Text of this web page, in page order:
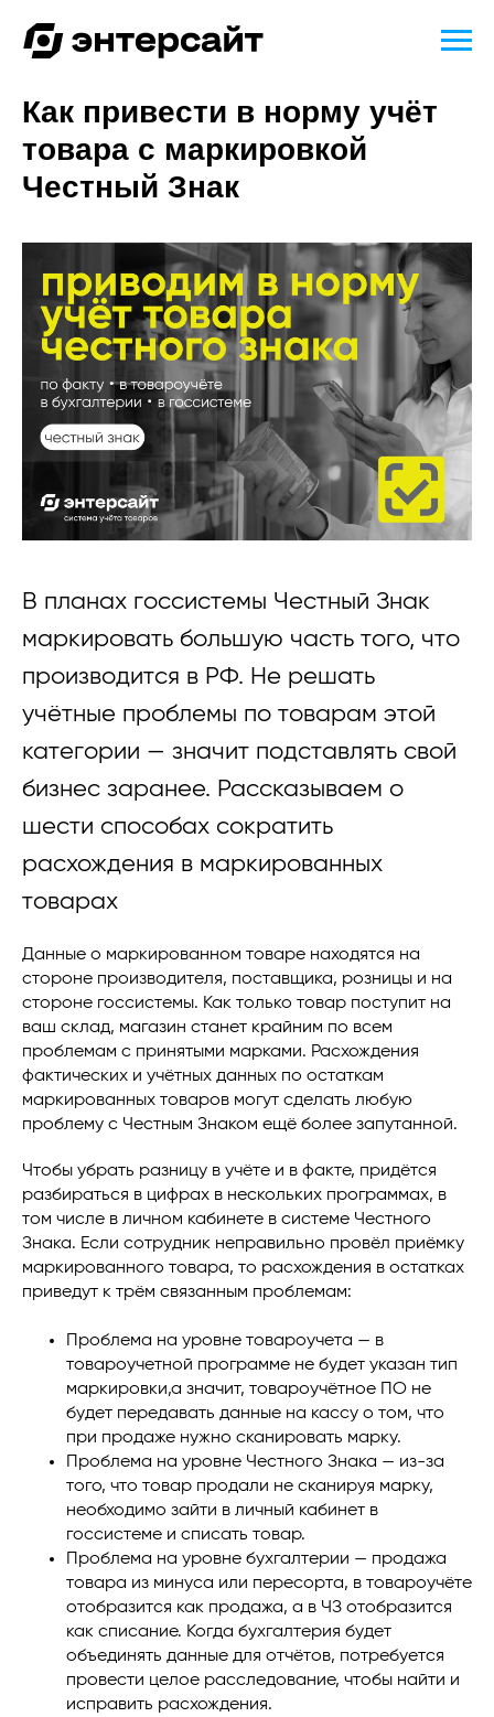
Как привести в норму учёт
товара с маркировкой
Честный Знак
В планах госсистемы Честный Знак
маркировать большую часть того, что
производится в РФ. Не решать
учётные проблемы по товарам этой
категории — значит подставлять свой
бизнес заранее. Рассказываем о
шести способах сократить
расхождения в маркированных
товарах
Данные о маркированном товаре находятся на
стороне производителя, поставщика, розницы и на
стороне госсистемы. Как только товар поступит на
ваш склад, магазин станет крайним по всем
проблемам с принятыми марками. Расхождения
фактических и учётных данных по остаткам
маркированных товаров могут сделать любую
проблему с Честным Знаком ещё более запутанной.
Чтобы убрать разницу в учёте и в факте, придётся
разбираться в цифрах в нескольких программах, в
том числе в личном кабинете в системе Честного
Знака. Если сотрудник неправильно провёл приёмку
маркированного товара, то расхождения в остатках
приведут к трём связанным проблемам:
Проблема на уровне товароучета — в
товароучетной программе не будет указан тип
маркировки,а значит, товароучётное ПО не
будет передавать данные на кассу о том, что
при продаже нужно сканировать марку.
Проблема на уровне Честного Знака — из-за
того, что товар продали не сканируя марку,
необходимо зайти в личный кабинет в
госсистеме и списать товар.
Проблема на уровне бухгалтерии — продажа
товара из минуса или пересорта, в товароучёте
отобразится как продажа, а в ЧЗ отобразится
как списание. Когда бухгалтерия будет
объединять данные для отчётов, потребуется
провести целое расследование, чтобы найти и
исправить расхождения.